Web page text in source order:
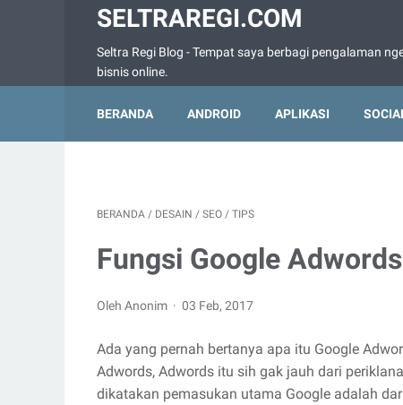
SELTRAREGI.COM
Seltra Regi Blog - Tempat saya berbagi pengalaman
bisnis online.
BERANDA ANDROID APLIKASI
BERANDA / DESAIN / SEO / TIPS
Fungsi Google
Oleh Anonim 03 Feb, 2017
Ada yang pernah bertanya apa itu Google
Adwords, Adwords itu sih gak jauh dari
dikatakan pemasukan utama Google adalah